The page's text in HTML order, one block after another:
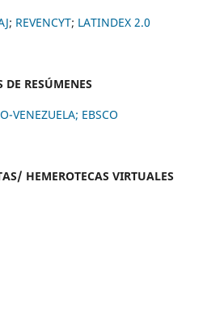
; REVENCYT; LATINDEX 2.0
DE RESÚMENES
VENEZUELA; EBSCO
HEMEROTECAS VIRTUALES